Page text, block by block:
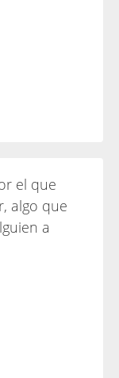
el que
algo que
a